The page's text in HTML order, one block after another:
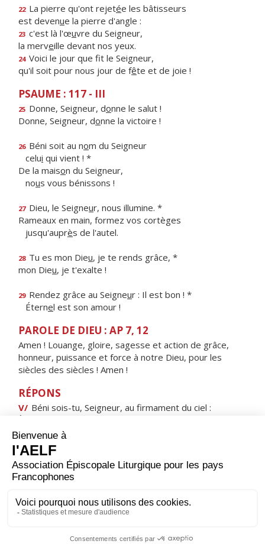
22 La pierre qu'ont rejetée les bâtisseurs
est devenue la pierre d'angle :
23 c'est là l'œuvre du Seigneur,
la merveille devant nos yeux.
24 Voici le jour que ft le Seigneur,
qu'il soit pour nous jour de fête et de joie !
PSAUME : 117 - III
25 Donne, Seigneur, donne le salut !
Donne, Seigneur, donne la victoire !
26 Béni soit au nom du Seigneur
celui qui vient ! *
De la maison du Seigneur,
nous vous bénissons !
27 Dieu, le Seigneur, nous illumine. *
Rameaux en main, formez vos cortèges
jusqu'auprès de l'autel.
28 Tu es mon Dieu, je te rends grâce, *
mon Dieu, je t'exalte !
29 Rendez grâce au Seigneur : Il est bon ! *
Éternel est son amour !
PAROLE DE DIEU : AP 7, 12
Amen ! Louange, gloire, sagesse et action de grâce,
honneur, puissance et force à notre Dieu, pour les
siècles des siècles ! Amen !
RÉPONS
V/ Béni sois-tu, Seigneur, au firmament du ciel :
ORAISON
Dieu notre Père, tu as envoyé dans le monde ta Parole
de vérité et ton Esprit de sainteté pour révéler aux
hommes ton admirable mystère ; donne-nous de
l’éternelle Trinité, en adorant son Unité toute-